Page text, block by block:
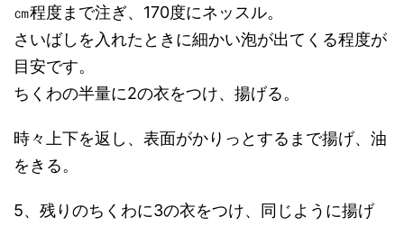
材料 2人分
焼ちくわ 大2本
小麦粉 カップ1/4
水 カップ1/4弱
紅しょうが 15g